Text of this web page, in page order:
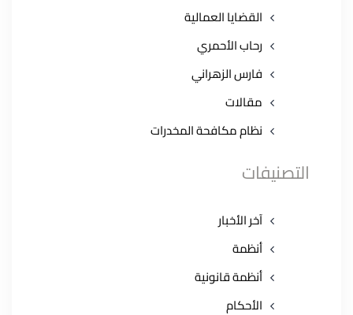
القضايا العمالية
رحاب الأحمري
فارس الزهراني
مقالات
نظام مكافحة المخدرات
التصنيفات
آخر الأخبار
أنظمة
أنظمة قانونية
الأحكام